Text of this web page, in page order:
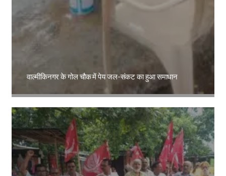
वाल्मीकिनगर के गोल चौक में पेय जल-संकट का हुआ समाधान
Amit Lekh